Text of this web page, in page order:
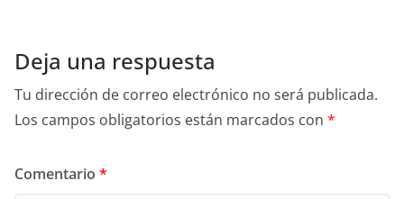
Deja una respuesta
Tu dirección de correo electrónico no será publicada.
Los campos obligatorios están marcados con *
Comentario *